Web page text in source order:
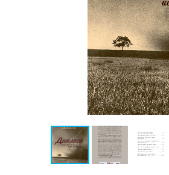
Конспирология
Политика
Религия